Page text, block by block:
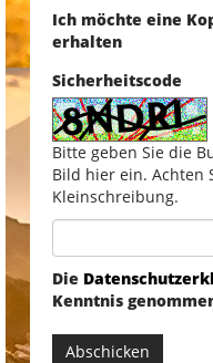
Ich möchte eine
erhalten
Sicherheitscode
Bitte geben Sie die
Bild hier ein. Achten
Kleinschreibung.
Die
Kenntnis
Abschicken